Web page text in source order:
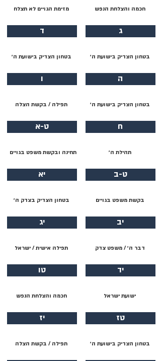
חכמה והצלחת הנפש
ג
בטחון הצדיק בישועת ה׳
ה
בטחון הצדיק בישועת ה׳
ח
תהילת ה׳
ט-ב
בקשת משפט בגויים
יב
דבר ה׳ / משפט צדק
יד
ישועת ישראל
טז
בטחון הצדיק בישועת ה׳
מזימת הגויים לא תצלח
ד
בטחון הצדיק בישועת ה׳
ו
תפילה / בקשת הצלה
ט-א
תחינה ובקשת משפט בגויים
יא
בטחון הצדיק בצדק ה׳
יג
תפילה אישית / ישראל
טו
חכמה והצלחת הנפש
יז
תפילה / בקשת הצלה